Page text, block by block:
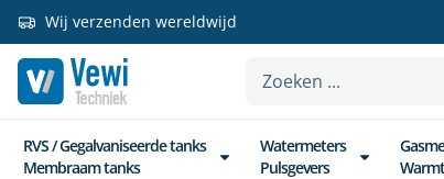
Wij verzenden wereldwijd
RVS / Gegalvaniseerde tanks
Membraam tanks
Watermeters
Pulsgevers